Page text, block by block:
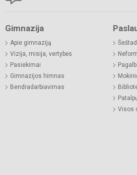
Gimnazija
Apie gimnaziją
Vizija, misija, vertybės
Pasiekimai
Gimnazijos himnas
Bendradarbiavimas
Visos